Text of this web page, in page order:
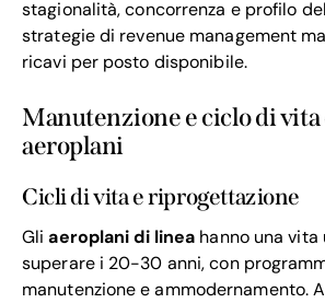
stagionalità, concorrenza e profilo
strategie di revenue management
ricavi per posto disponibile.
Manutenzione e ciclo di
aeroplani
Cicli di vita e riprogettazione
Gliaeroplani di linea hanno una
superare i 20-30 anni, con
manutenzione e ammodernamento.